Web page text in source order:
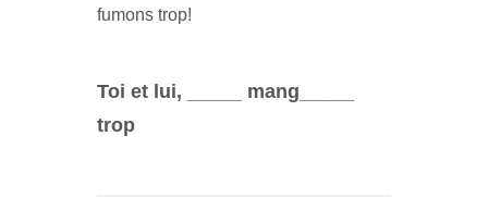
fumons trop!
Toi et lui, _____ mang_____
trop